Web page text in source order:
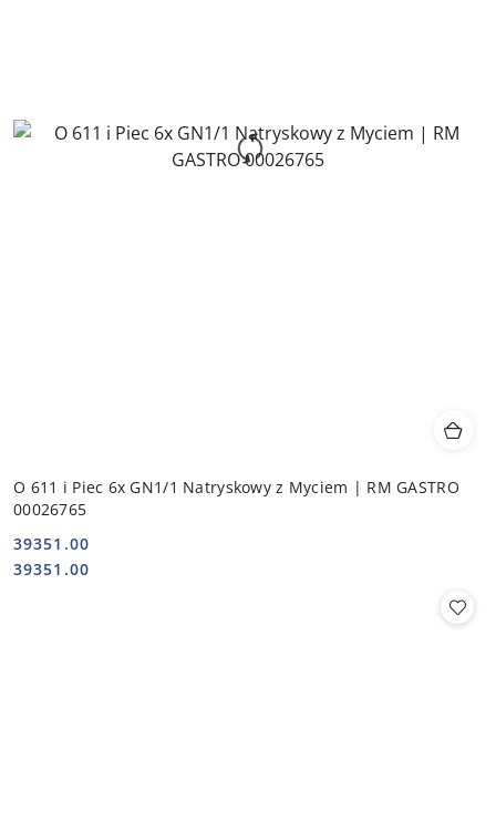
O 611 i Piec 6x GN1/1 Natryskowy z Myciem | RM GASTRO
00026765
Cena:
39351.00
Cena:
39351.00